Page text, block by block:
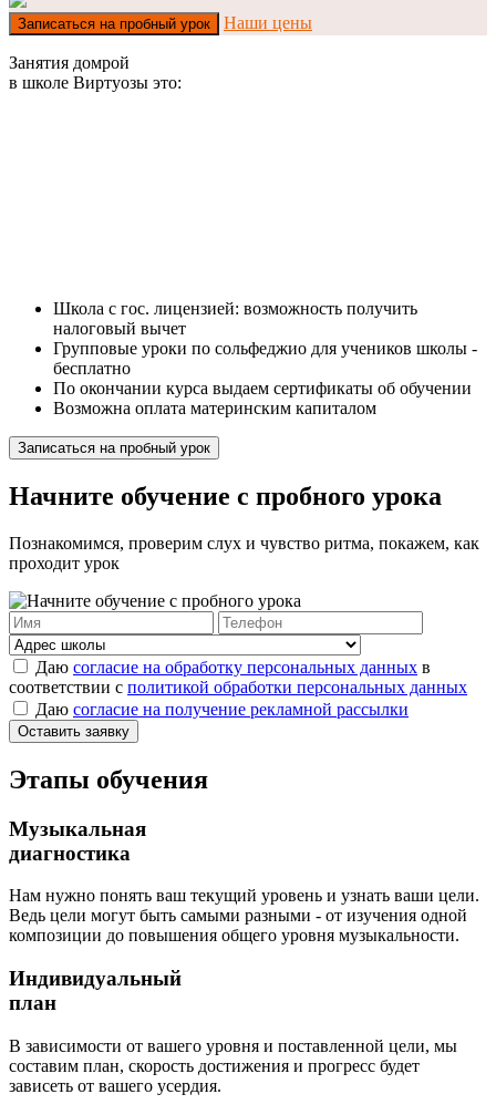
Записаться на пробный урок Наши цены
Занятия домрой
в школе Виртуозы это:
Школа с гос. лицензией: возможность получить
налоговый вычет
Групповые уроки по сольфеджио для учеников школы -
бесплатно
По окончании курса выдаем сертификаты об обучении
Возможна оплата материнским капиталом
Записаться на пробный урок
Начните обучение с пробного урока
Познакомимся, проверим слух и чувство ритма, покажем, как
проходит урок
Даю согласие на обработку персональных данных в
соответствии с политикой обработки персональных данных
Даю согласие на получение рекламной рассылки
Оставить заявку
Этапы обучения
Музыкальная
диагностика
Нам нужно понять ваш текущий уровень и узнать ваши цели.
Ведь цели могут быть самыми разными - от изучения одной
композиции до повышения общего уровня музыкальности.
Индивидуальный
план
В зависимости от вашего уровня и поставленной цели, мы
составим план, скорость достижения и прогресс будет
зависеть от вашего усердия.